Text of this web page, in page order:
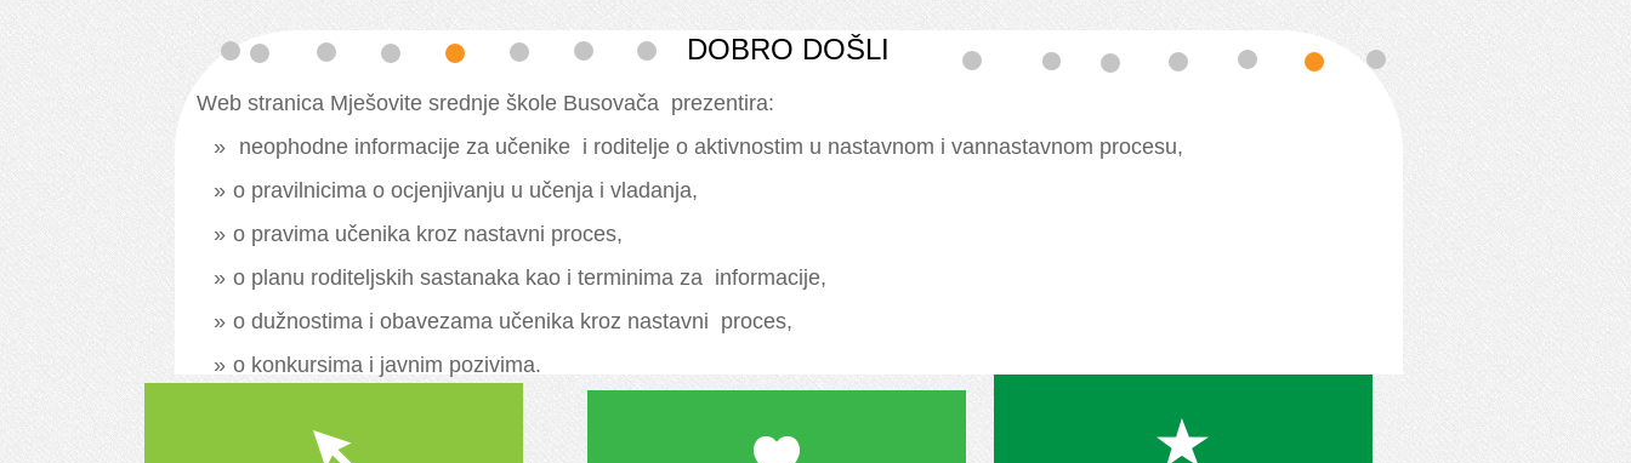
Opširnije
DOBRO DOŠLI
Web stranica Mješovite srednje škole Busovača prezentira:
neophodne informacije za učenike i roditelje o aktivnostim u nastavnom i vannastavnom procesu,
o pravilnicima o ocjenjivanju u učenja i vladanja,
o pravima učenika kroz nastavni proces,
o planu roditeljskih sastanaka kao i terminima za informacije,
o dužnostima i obavezama učenika kroz nastavni proces,
o konkursima i javnim pozivima.